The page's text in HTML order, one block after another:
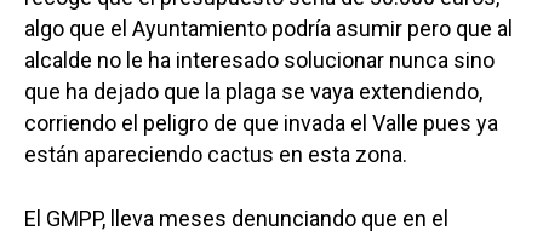
algo que el Ayuntamiento podría asumir pero que al
alcalde no le ha interesado solucionar nunca sino
que ha dejado que la plaga se vaya extendiendo,
corriendo el peligro de que invada el Valle pues ya
están apareciendo cactus en esta zona.
El GMPP, lleva meses denunciando que en el